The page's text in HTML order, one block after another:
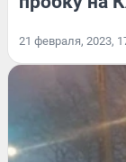
21 февраля, 2023,